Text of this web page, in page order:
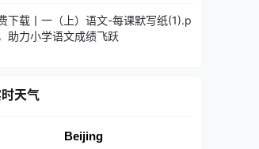
下载丨一（上）语文-每课默写纸(1).p
助力小学语文成绩飞跃
天气
Beijing